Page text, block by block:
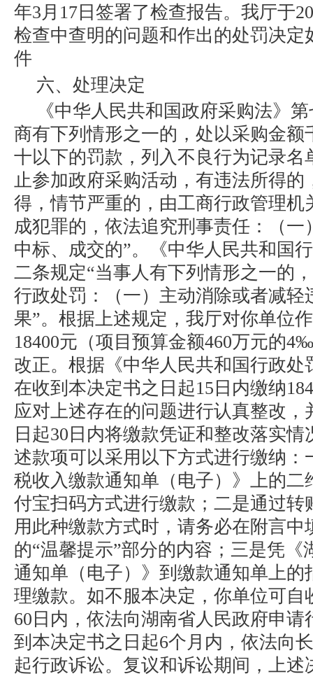
年3月17日签署了检查报告。我厅于
检查中查明的问题和作出的处罚决定
件
六、处理决定
《中华人民共和国政府采购法》
商有下列情形之一的，处以采购金额
十以下的罚款，列入不良行为记录名
止参加政府采购活动，有违法所得的
得，情节严重的，由工商行政管理机
成犯罪的，依法追究刑事责任：（一
中标、成交的”。《中华人民共和国
二条规定“当事人有下列情形之一的
行政处罚：（一）主动消除或者减轻
果”。根据上述规定，我厅对你单位
18400元（项目预算金额460万元的
改正。根据《中华人民共和国行政处
在收到本决定书之日起15日内缴纳
应对上述存在的问题进行认真整改，
日起30日内将缴款凭证和整改落实
述款项可以采用以下方式进行缴纳：
税收入缴款通知单（电子）》上的二
付宝扫码方式进行缴款；二是通过转
用此种缴款方式时，请务必在附言中
的“温馨提示”部分的内容；三是凭《
通知单（电子）》到缴款通知单上的
理缴款。如不服本决定，你单位可自
60日内，依法向湖南省人民政府申
到本决定书之日起6个月内，依法向
起行政诉讼。复议和诉讼期间，上述